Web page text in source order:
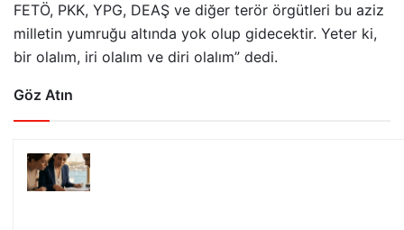
FETÖ, PKK, YPG, DEAŞ ve diğer terör örgütleri bu aziz
milletin yumruğu altında yok olup gidecektir. Yeter ki,
bir olalım, iri olalım ve diri olalım” dedi.
Göz Atın